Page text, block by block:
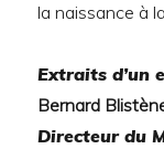
la naissance à
Extraits d’un
Bernard
Directeur du